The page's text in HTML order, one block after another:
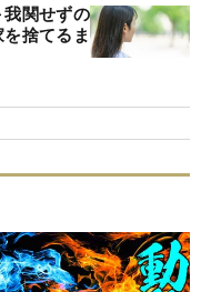
我関せずの
捨てるま